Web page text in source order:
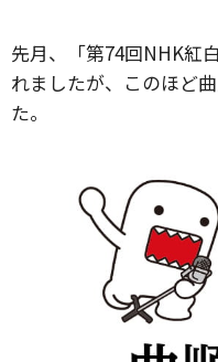
先月、「第74回NHK紅
れましたが、このほど
た。